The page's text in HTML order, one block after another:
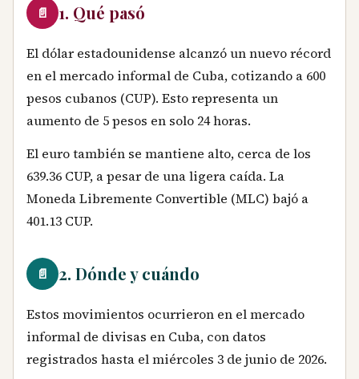
📄 1. Qué pasó
El dólar estadounidense alcanzó un nuevo récord
en el mercado informal de Cuba, cotizando a 600
pesos cubanos (CUP). Esto representa un
aumento de 5 pesos en solo 24 horas.
El euro también se mantiene alto, cerca de los
639.36 CUP, a pesar de una ligera caída. La
Moneda Libremente Convertible (MLC) bajó a
401.13 CUP.
📄 2. Dónde y cuándo
Estos movimientos ocurrieron en el mercado
informal de divisas en Cuba, con datos
registrados hasta el miércoles 3 de junio de 2026.